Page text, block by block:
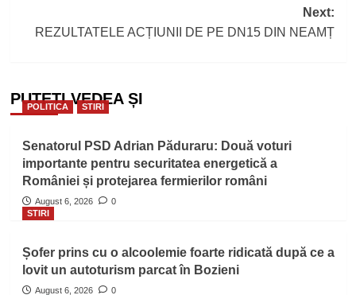
Next:
REZULTATELE ACȚIUNII DE PE DN15 DIN NEAMȚ
PUTEȚI VEDEA ȘI
POLITICA STIRI
Senatorul PSD Adrian Păduraru: Două voturi
importante pentru securitatea energetică a
României și protejarea fermierilor români
August 6, 2026
0
STIRI
Șofer prins cu o alcoolemie foarte ridicată după ce a
lovit un autoturism parcat în Bozieni
August 6, 2026
0